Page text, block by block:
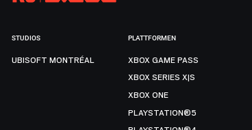
STUDIOS
UBISOFT MONTRÉAL
PLATTFORMEN
XBOX GAME PASS
XBOX SERIES X|S
XBOX ONE
PLAYSTATION®5